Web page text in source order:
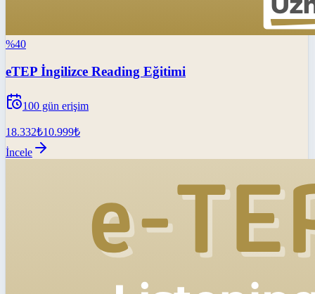
%40
eTEP İngilizce Reading Eğitimi
100 gün erişim
18.332₺10.999₺
İncele